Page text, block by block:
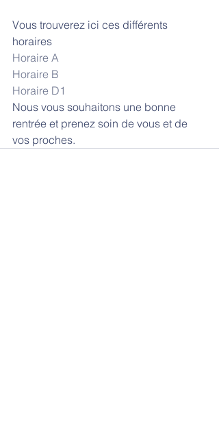
Vous trouverez ici ces différents
horaires
Horaire A
Horaire B
Horaire D1
Nous vous souhaitons une bonne
rentrée et prenez soin de vous et de
vos proches.